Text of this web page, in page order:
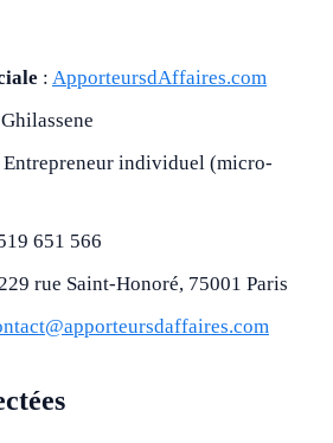
: ApporteursdAffaires.com
Entrepreneur individuel (micro-
651 566
rue Saint-Honoré, 75001 Paris